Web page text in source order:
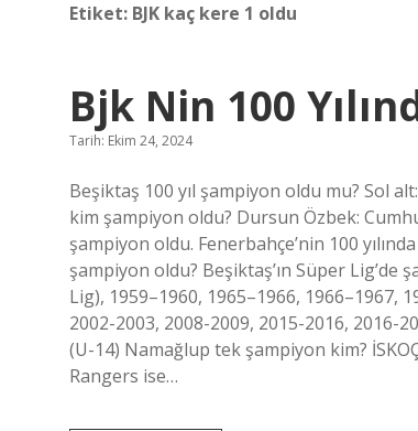
Etiket: BJK kaç kere 1 oldu
Bjk Nin 100
Tarih: Ekim 24, 2024
Beşiktaş 100 yıl şampiyon oldu mu? Sol
kim şampiyon oldu? Dursun Özbek:
şampiyon oldu. Fenerbahçe’nin 100
şampiyon oldu? Beşiktaş’ın Süper
Lig), 1959–1960, 1965–1966, 1966–1967,
2002-2003, 2008-2009, 2015-2016, 2016-
(U-14) Namağlup tek şampiyon kim?
Rangers ise…